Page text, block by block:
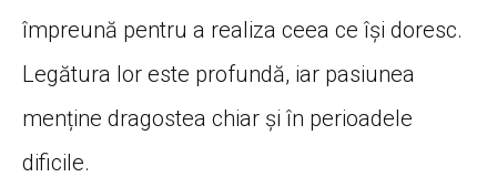
împreună pentru a realiza ceea ce își doresc.
Legătura lor este profundă, iar pasiunea
menține dragostea chiar și în perioadele
dificile.